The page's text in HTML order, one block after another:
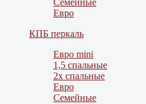
Семейные
Евро
КПБ перкаль
Евро mini
1,5 спальные
2х спальные
Евро
Семейные